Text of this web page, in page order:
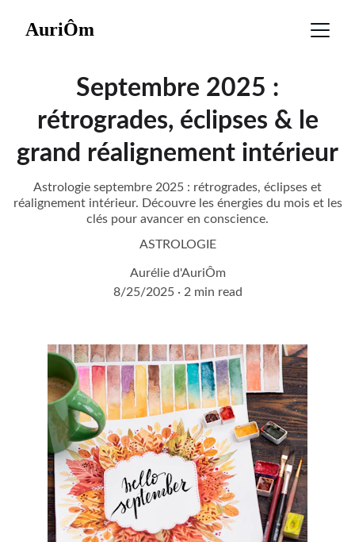
AuriÔm
Septembre 2025 :
rétrogrades, éclipses & le
grand réalignement intérieur
Astrologie septembre 2025 : rétrogrades, éclipses et
réalignement intérieur. Découvre les énergies du mois et les
clés pour avancer en conscience.
ASTROLOGIE
Aurélie d'AuriÔm
8/25/2025
2 min read